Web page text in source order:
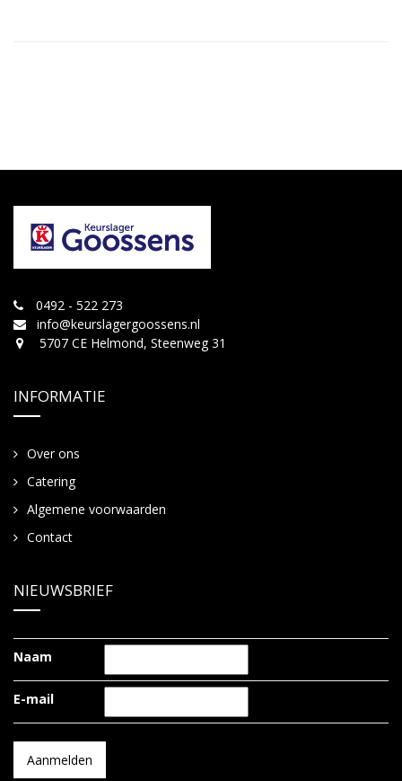
0492 - 522 273
info@keurslagergoossens.nl
5707 CE Helmond, Steenweg 31
INFORMATIE
Over ons
Catering
Algemene voorwaarden
Contact
NIEUWSBRIEF
Naam
E-mail